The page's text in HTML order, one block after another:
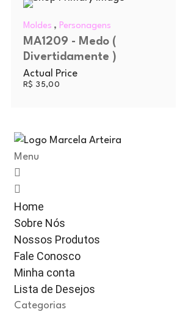
Moldes , Personagens
MA1209 - Medo (
Divertidamente )
Actual Price
R$ 35,00
Menu
Home
Sobre Nós
Nossos Produtos
Fale Conosco
Minha conta
Lista de Desejos
Categorias